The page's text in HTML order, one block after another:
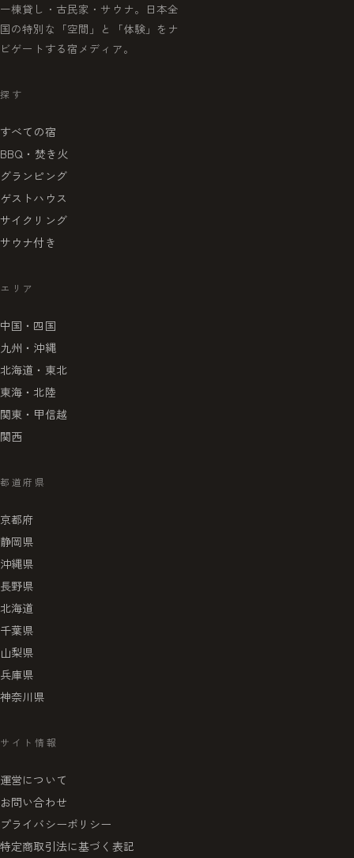
一棟貸し・古民家・サウナ。日本全
国の特別な「空間」と「体験」をナ
ビゲートする宿メディア。
探す
すべての宿
BBQ・焚き火
グランピング
ゲストハウス
サイクリング
サウナ付き
エリア
中国・四国
九州・沖縄
北海道・東北
東海・北陸
関東・甲信越
関西
都道府県
京都府
静岡県
沖縄県
長野県
北海道
千葉県
山梨県
兵庫県
神奈川県
サイト情報
運営について
お問い合わせ
プライバシーポリシー
特定商取引法に基づく表記